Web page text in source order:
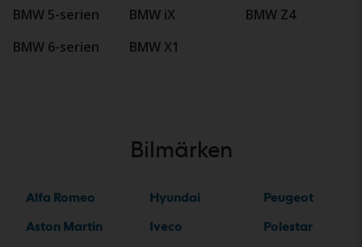
BMW 5-serien
BMW 6-serien
BMW iX
BMW X1
BMW Z4
Bilmärken
Alfa Romeo
Aston Martin
Hyundai
Iveco
Peugeot
Polestar